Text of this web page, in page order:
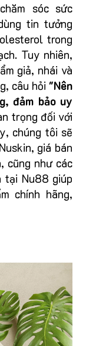
sóc sức
tin tưởng
trong
Tuy nhiên,
giả, nhái và
câu hỏi "Nên
đảm bảo uy
trọng đối với
chúng tôi sẽ
giá bán
cũng như các
tại Nu88 giúp
chính hãng,